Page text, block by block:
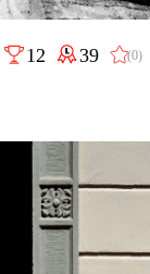
12 39 (0)